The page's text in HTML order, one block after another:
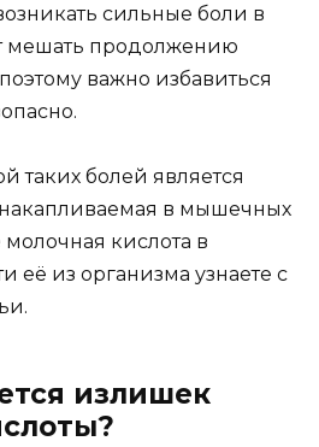
сильные боли в
мешать продолжению
важно избавиться
таких болей является
в мышечных
молочная кислота в
её из организма узнаете с
излишек